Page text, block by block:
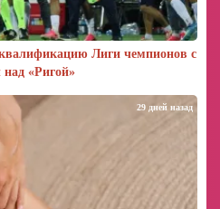
Лиги чемпионов с
над «Ригой»
29 дней назад